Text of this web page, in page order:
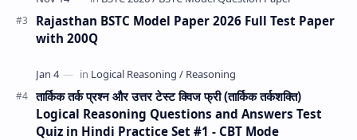
Rajasthan BSTC Model Paper 2026 Full Test Paper
with 200Q
तार्किक तर्क प्रश्न और उत्तर टेस्ट क्विज फ्री (तार्किक तर्कशक्ति)
Logical Reasoning Questions and Answers Test
Quiz in Hindi Practice Set #1 - CBT Mode